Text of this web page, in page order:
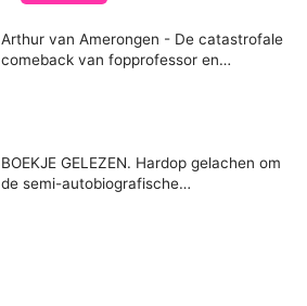
Arthur van Amerongen - De catastrofale
comeback van fopprofessor en…
BOEKJE GELEZEN. Hardop gelachen om
de semi-autobiografische…